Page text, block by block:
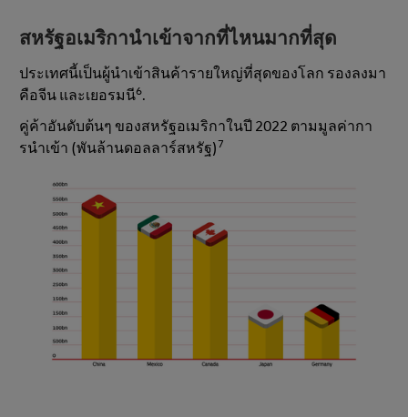
สหรัฐอเมริกานําเข้าจากที่ไหนมากที่สุด
ประเทศนี้เป็นผู้นําเข้าสินค้ารายใหญ่ที่สุดของโลก รองลงมา
คือจีน และเยอรมนี6.
คู่ค้าอันดับต้นๆ ของสหรัฐอเมริกาในปี 2022 ตามมูลค่ากา
รนําเข้า (พันล้านดอลลาร์สหรัฐ)7